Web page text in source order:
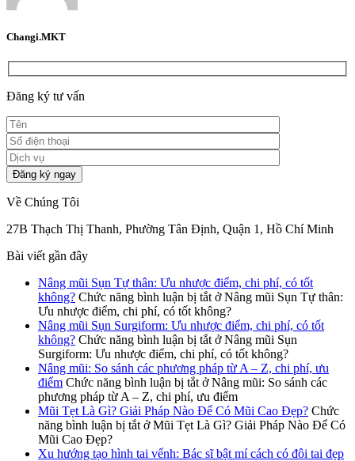
Changi.MKT
Đăng ký tư vấn
Về Chúng Tôi
27B Thạch Thị Thanh, Phường Tân Định, Quận 1, Hồ Chí Minh
Bài viết gần đây
Nâng mũi Sụn Tự thân: Ưu nhược điểm, chi phí, có tốt
không? Chức năng bình luận bị tắt ở Nâng mũi Sụn Tự thân:
Ưu nhược điểm, chi phí, có tốt không?
Nâng mũi Sụn Surgiform: Ưu nhược điểm, chi phí, có tốt
không? Chức năng bình luận bị tắt ở Nâng mũi Sụn
Surgiform: Ưu nhược điểm, chi phí, có tốt không?
Nâng mũi: So sánh các phương pháp từ A – Z, chi phí, ưu
điểm Chức năng bình luận bị tắt ở Nâng mũi: So sánh các
phương pháp từ A – Z, chi phí, ưu điểm
Mũi Tẹt Là Gì? Giải Pháp Nào Để Có Mũi Cao Đẹp? Chức
năng bình luận bị tắt ở Mũi Tẹt Là Gì? Giải Pháp Nào Để Có
Mũi Cao Đẹp?
Xu hướng tạo hình tai vểnh: Bác sĩ bật mí cách có đôi tai đẹp